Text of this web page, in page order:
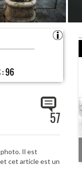
:96
57
photo. Il est
cet article est un